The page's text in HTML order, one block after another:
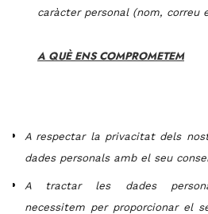
caràcter personal (nom, correu
A QUÈ ENS COMPROMETEM
A respectar la privacitat dels
dades personals amb el seu
A
tractar les dades
necessitem per proporcionar el